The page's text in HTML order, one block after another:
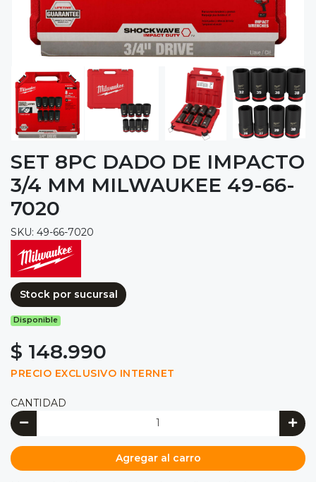
SET 8PC DADO DE IMPACTO
3/4 MM MILWAUKEE 49-66-
7020
SKU: 49-66-7020
Stock por sucursal
Disponible
$ 148.990
PRECIO EXCLUSIVO INTERNET
CANTIDAD
Agregar al carro